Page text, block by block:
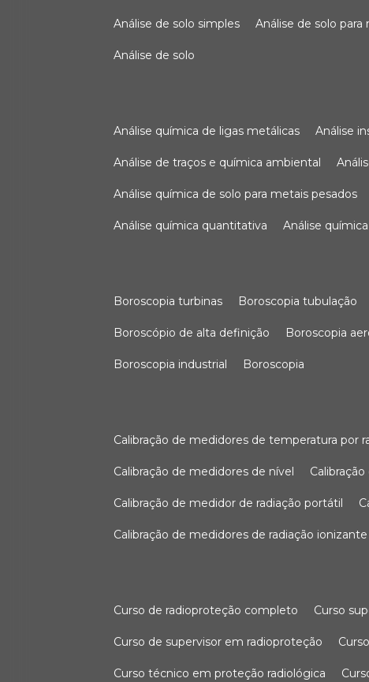
análise de solo simples análise de solo
análise de solo
análise química de ligas metálicas análise
análise de traços e química ambiental
análise química de solo para metais pesados
análise química quantitativa análise química
boroscopia turbinas boroscopia tubulação
boroscópio de alta definição boroscopia
boroscopia industrial boroscopia
calibração de medidores de temperatura por
calibração de medidores de nível
calibração de medidor de radiação portátil
calibração de medidores de radiação ionizante
curso de radioproteção completo curso
curso de supervisor em radioproteção
curso técnico em proteção radiológica